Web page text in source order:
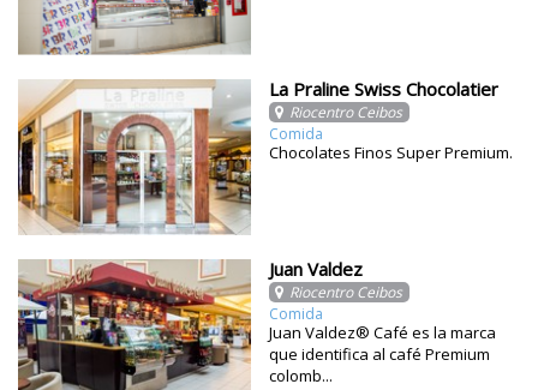
La Praline Swiss Chocolatier
Riocentro Ceibos
Comida
Chocolates Finos Super Premium.
Juan Valdez
Riocentro Ceibos
Comida
Juan Valdez® Café es la marca
que identifica al café Premium
colomb...